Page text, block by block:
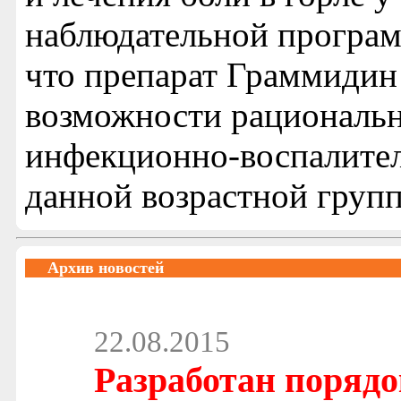
наблюдательной
что препарат
возможности
инфекционно-
данной возрастной
Архив новостей
22.08.2015
Разработан